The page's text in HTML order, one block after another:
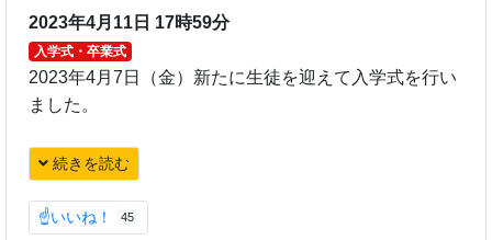
2023年4月11日 17時59分
入学式・卒業式
2023年4月7日（金）新たに生徒を迎えて入学式を行い
ました。
続きを読む
☝いいね！ 45